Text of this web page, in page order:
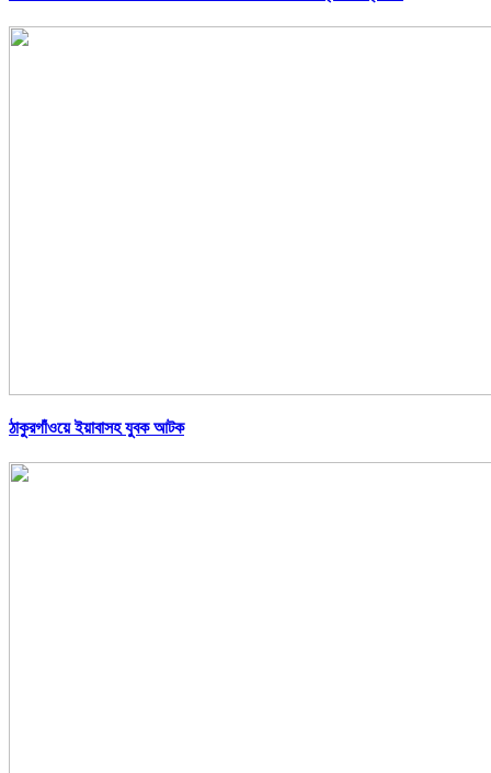
ঠাকুরগাঁওয়ে ইয়াবাসহ যুবক আটক